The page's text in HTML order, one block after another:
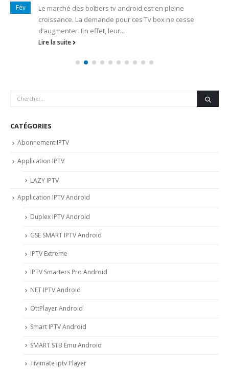
Fév
Le marché des boîtiers tv android est en pleine
croissance. La demande pour ces Tv box ne cesse
d’augmenter. En effet, leur...
Lire la suite
CATÉGORIES
Abonnement IPTV
Application IPTV
LAZY IPTV
Application IPTV Android
Duplex IPTV Android
GSE SMART IPTV Android
IPTV Extreme
IPTV Smarters Pro Android
NET IPTV Android
OttPlayer Android
Smart IPTV Android
SMART STB Emu Android
Tivimate iptv Player